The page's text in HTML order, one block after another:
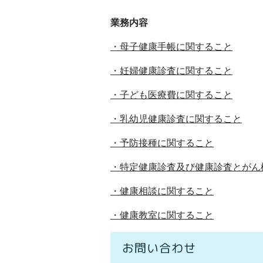
業務内容
・母子健康手帳に関すること
・妊婦健康診査に関すること
・子ども医療費に関すること
・乳幼児健康診査に関すること
・予防接種に関すること
・特定健康診査及び健康診査とが
・健康相談に関すること
・健康教室に関すること
お問い合わせ